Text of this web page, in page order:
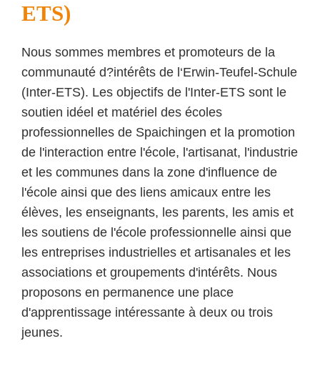
ETS)
Nous sommes membres et promoteurs de la
communauté d?intérêts de l‘Erwin-Teufel-Schule
(Inter-ETS). Les objectifs de l'Inter-ETS sont le
soutien idéel et matériel des écoles
professionnelles de Spaichingen et la promotion
de l'interaction entre l'école, l'artisanat, l'industrie
et les communes dans la zone d'influence de
l'école ainsi que des liens amicaux entre les
élèves, les enseignants, les parents, les amis et
les soutiens de l'école professionnelle ainsi que
les entreprises industrielles et artisanales et les
associations et groupements d'intérêts. Nous
proposons en permanence une place
d'apprentissage intéressante à deux ou trois
jeunes.